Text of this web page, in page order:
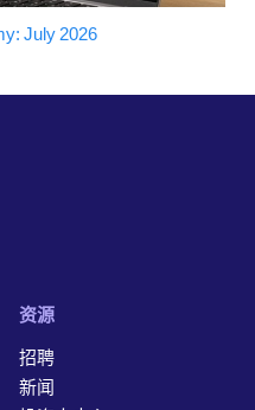
July 2026
资源
招聘
新闻